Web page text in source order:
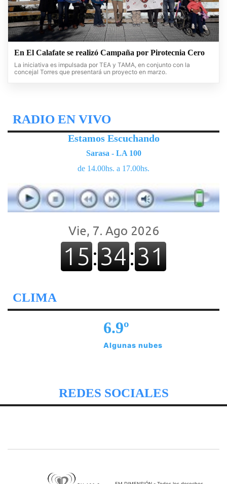
En El Calafate se realizó Campaña por Pirotecnia Cero
La iniciativa es impulsada por TEA y TAMA, en conjunto con la
concejal Torres que presentará un proyecto en marzo.
RADIO EN VIVO
Estamos Escuchando
Sarasa - LA 100
de 14.00hs. a 17.00hs.
CLIMA
6.9º
Algunas nubes
REDES SOCIALES